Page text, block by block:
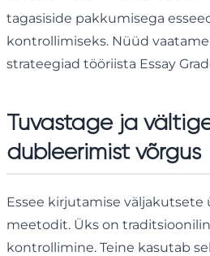
tagasiside pakkumisega
kontrollimiseks. Nüüd
strateegiad tööriista Essay
Tuvastage ja
dubleerimist võrgus
Essee kirjutamise väljakutsete
meetodit. Üks on
kontrollimine. Teine kasutab